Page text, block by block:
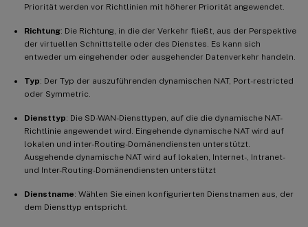
Priorität werden vor Richtlinien mit höherer Priorität angewendet.
Richtung: Die Richtung, in die der Verkehr fließt, aus der Perspektive
der virtuellen Schnittstelle oder des Dienstes. Es kann sich
entweder um eingehender oder ausgehender Datenverkehr handeln.
Typ: Der Typ der auszuführenden dynamischen NAT, Port-restricted
oder Symmetric.
Diensttyp: Die SD-WAN-Diensttypen, auf die die dynamische NAT-
Richtlinie angewendet wird. Eingehende dynamische NAT wird auf
lokalen und inter-Routing-Domänendiensten unterstützt.
Ausgehende dynamische NAT wird auf lokalen, Internet-, Intranet-
und Inter-Routing-Domänendiensten unterstützt
Dienstname: Wählen Sie einen konfigurierten Dienstnamen aus, der
dem Diensttyp entspricht.